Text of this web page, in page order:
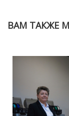
ВАМ ТАКЖЕ